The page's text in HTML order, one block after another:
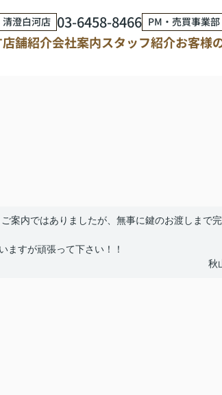
清澄白河店 03-6458-8466 PM・売買事業部
店舗紹介会社案内スタッフ紹介お客様
案内ではありましたが、無事に鍵のお渡しまで
ますが頑張って下さい！！
秋